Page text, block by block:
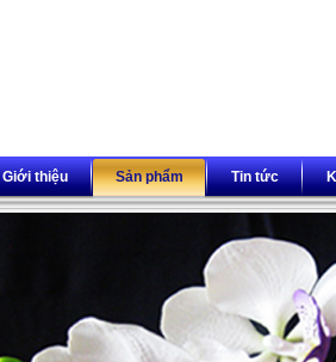
Giới thiệu Sản phẩm Tin tức